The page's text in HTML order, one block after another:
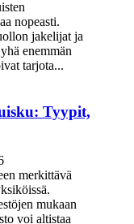
nopeasti.
jakelijat ja
enemmän
tarjota...
Tyypit,
merkittävä
mukaan
voi altistaa